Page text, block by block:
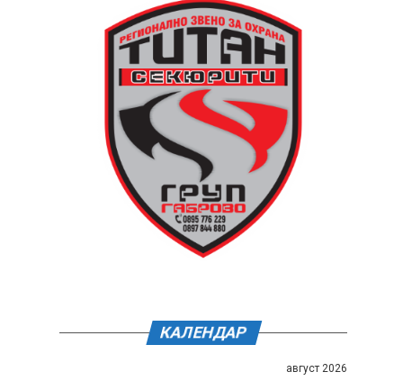
КАЛЕНДАР
август 2026